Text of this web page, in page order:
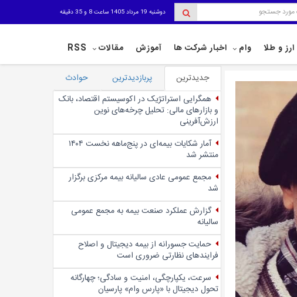
دوشنبه 19 مرداد 1405 ساعت 8 و 35 دقیقه
ارز و طلا وام اخبار شرکت ها آموزش مقالات RSS
جدیدترین پربازدیدترین
حوادث
همگرایی استراتژیک در اکوسیستم اقتصاد، بانک
و بازارهای مالی: تحلیل چرخه‌های نوین
ارزش‌آفرینی
آمار شکایات بیمه‌ای در پنج‌‌ماهه نخست ۱۴۰۴
منتشر شد
مجمع عمومی عادی سالیانه بیمه مرکزی برگزار
شد
گزارش عملکرد صنعت بیمه به مجمع عمومی
سالیانه
حمایت جسورانه از بیمه دیجیتال و اصلاح
فرایندهای نظارتی ضروری است
سرعت، یکپارچگی، امنیت و سادگی؛ چهار‌گانه
تحول دیجیتال با «پارس وام» پارسیان